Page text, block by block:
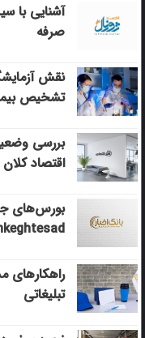
آشنایی با
صرفه
نقش
تشخیص
بررسی
اقتصاد کلان
بورس‌های
راهکارهای
تبلیغاتی